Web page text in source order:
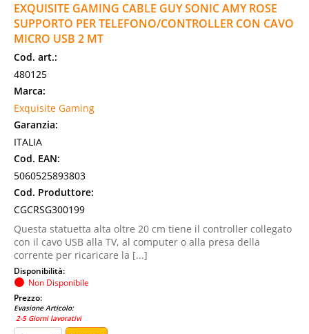
EXQUISITE GAMING CABLE GUY SONIC AMY ROSE
SUPPORTO PER TELEFONO/CONTROLLER CON CAVO
MICRO USB 2 MT
Cod. art.:
480125
Marca:
Exquisite Gaming
Garanzia:
ITALIA
Cod. EAN:
5060525893803
Cod. Produttore:
CGCRSG300199
Questa statuetta alta oltre 20 cm tiene il controller collegato
con il cavo USB alla TV, al computer o alla presa della
corrente per ricaricare la [...]
Disponibilità:
Non Disponibile
Prezzo:
Evasione Articolo:
2-5 Giorni lavorativi